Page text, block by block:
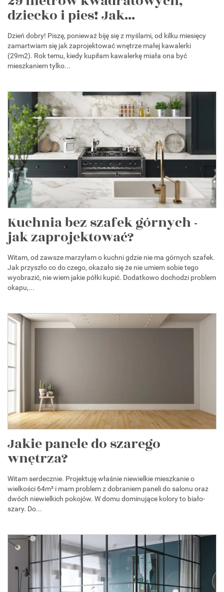
dziecko i pies! Jak...
Dzień dobry! Piszę, ponieważ biję się z myślami, od kilku miesięcy
zamartwiam się jak zaprojektować wnętrze małej kawalerki
(29m2). Rok temu, kiedy kupiłam kawalerkę miała ona być
mieszkaniem tylko...
Kuchnia bez szafek górnych -
jak zaprojektować?
Witam, od zawsze marzyłam o kuchni gdzie nie ma górnych szafek.
Jak przyszło co do czego, okazało się że nie umiem sobie tego
wyobrazić, nie wiem jakie półki kupić. Dodatkowo dochodzi problem
okapu,...
Jakie panele do szarego
wnętrza?
Witam serdecznie. Projektuję właśnie niewielkie mieszkanie o
wielkości 64m² i mam problem z dobraniem paneli do salonu oraz
dwóch niewielkich pokojów. W domu dominujące kolory to biało-
szary. Do...